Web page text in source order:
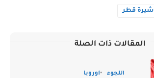
قطر
المقالات ذات الصلة
اللجوء اوروبا